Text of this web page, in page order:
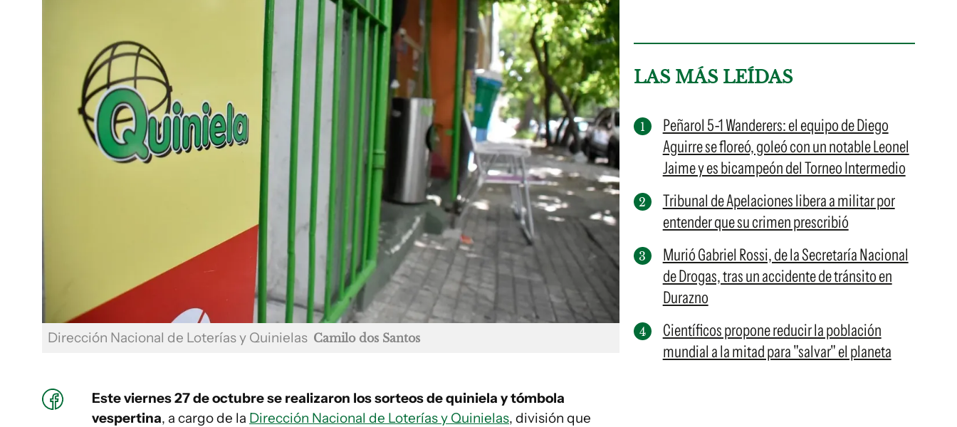
Dirección Nacional de Loterías y Quinielas Camilo dos Santos
Este viernes 27 de octubre se realizaron los sorteos de quiniela y tómbola
vespertina, a cargo de la Dirección Nacional de Loterías y Quinielas, división que
LAS MÁS LEÍDAS
Peñarol 5-1 Wanderers: el equipo de Diego
Aguirre se floreó, goleó con un notable Leonel
Jaime y es bicampeón del Torneo Intermedio
Tribunal de Apelaciones libera a militar por
entender que su crimen prescribió
Murió Gabriel Rossi, de la Secretaría Nacional
de Drogas, tras un accidente de tránsito en
Durazno
Científicos propone reducir la población
mundial a la mitad para "salvar" el planeta